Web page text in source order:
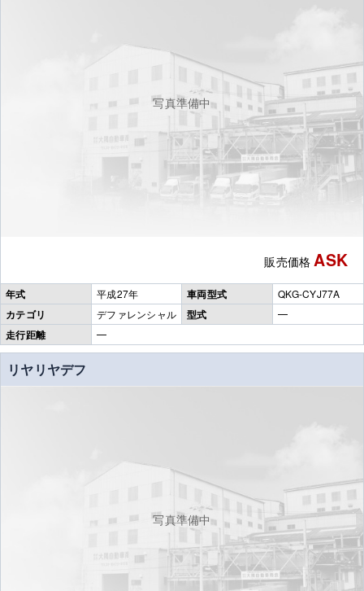
写真準備中
販売価格 ASK
年式 平成27年 車両型式 QKG-CYJ77A
カテゴリ デファレンシャル 型式 ━
走行距離 ━
リヤリヤデフ
写真準備中